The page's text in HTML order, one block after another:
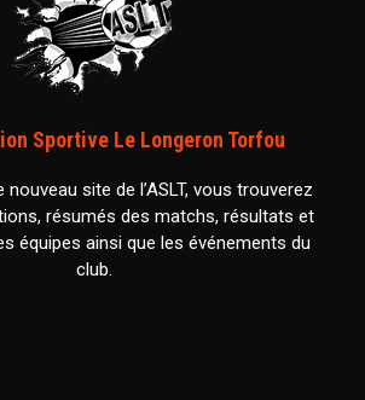
Sportive Le Longeron Torfou
nouveau site de l’ASLT, vous trouverez
résumés des matchs, résultats et
équipes ainsi que les événements du
club.